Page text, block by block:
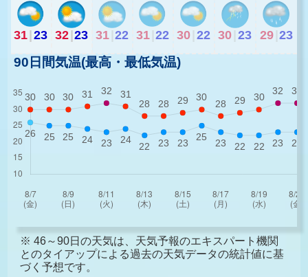
31|23 32|23 31 22 31 22 30 22 30 23 29 23
90日間気温(最高・最低気温)
※ 46～90日の天気は、天気予報のエキスパート機関
とのタイアップによる過去の天気データの統計値に基
づく予想です。